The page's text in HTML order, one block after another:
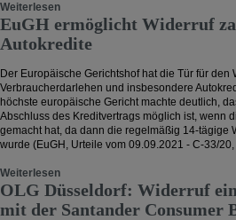
Weiterlesen
EuGH ermöglicht Widerruf
Autokredite
Der Europäische Gerichtshof hat die Tür für den
Verbraucherdarlehen und insbesondere
höchste europäische Gericht machte deutlich,
Abschluss des Kreditvertrags möglich ist, wenn
gemacht hat, da dann die regelmäßig 14-tägige
wurde (EuGH, Urteile vom 09.09.2021 - C-33/
Weiterlesen
OLG Düsseldorf: Widerruf
mit der Santander Consumer